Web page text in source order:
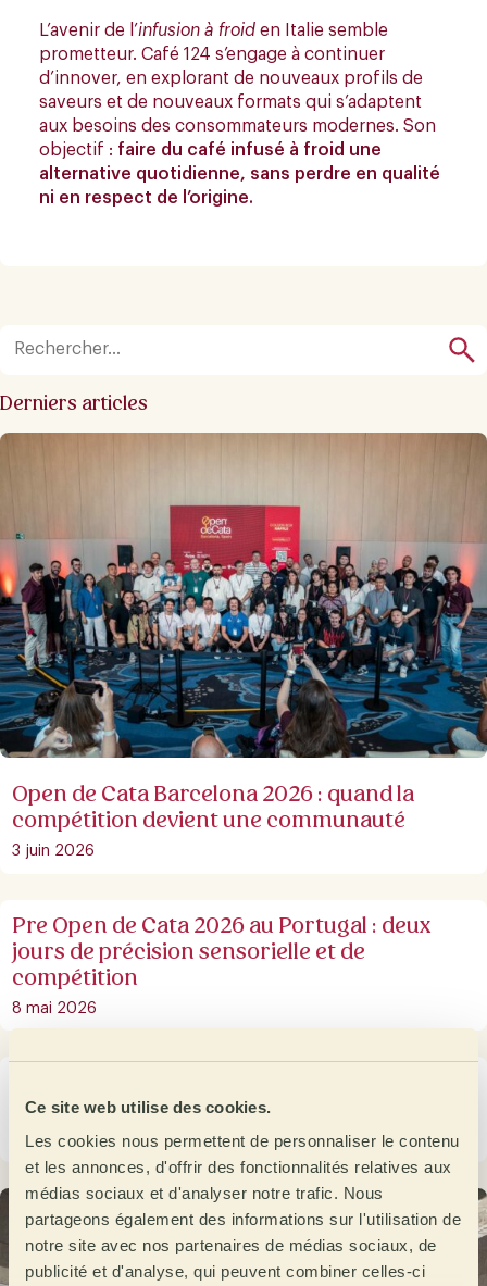
Ce site web utilise des cookies.
Les cookies nous permettent de personnaliser le contenu
et les annonces, d'offrir des fonctionnalités relatives aux
médias sociaux et d'analyser notre trafic. Nous
partageons également des informations sur l'utilisation de
notre site avec nos partenaires de médias sociaux, de
publicité et d'analyse, qui peuvent combiner celles-ci
L’avenir de l’infusion à froid en Italie semble
prometteur. Café 124 s’engage à continuer
d’innover, en explorant de nouveaux profils de
saveurs et de nouveaux formats qui s’adaptent
aux besoins des consommateurs modernes. Son
objectif : faire du café infusé à froid une
alternative quotidienne, sans perdre en qualité
ni en respect de l’origine.
Derniers articles
Open de Cata Barcelona 2026 : quand la
compétition devient une communauté
3 juin 2026
Pre Open de Cata 2026 au Portugal : deux
jours de précision sensorielle et de
compétition
8 mai 2026
à l’épreuve la précision sensorielle du café
30 avril 2026